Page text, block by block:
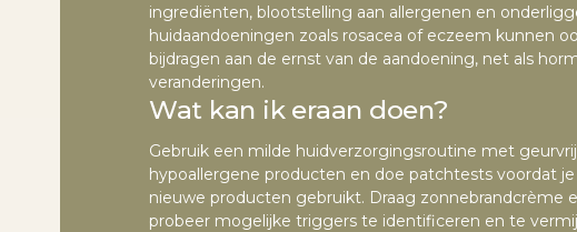
ingrediënten, blootstelling aan allergenen en
huidaandoeningen zoals rosacea of eczeem kunnen
bijdragen aan de ernst van de aandoening, net als
veranderingen.
Wat kan ik eraan doen?
Gebruik een milde huidverzorgingsroutine met
hypoallergene producten en doe patchtests voordat je
nieuwe producten gebruikt. Draag zonnebrandcrème
probeer mogelijke triggers te identificeren en te